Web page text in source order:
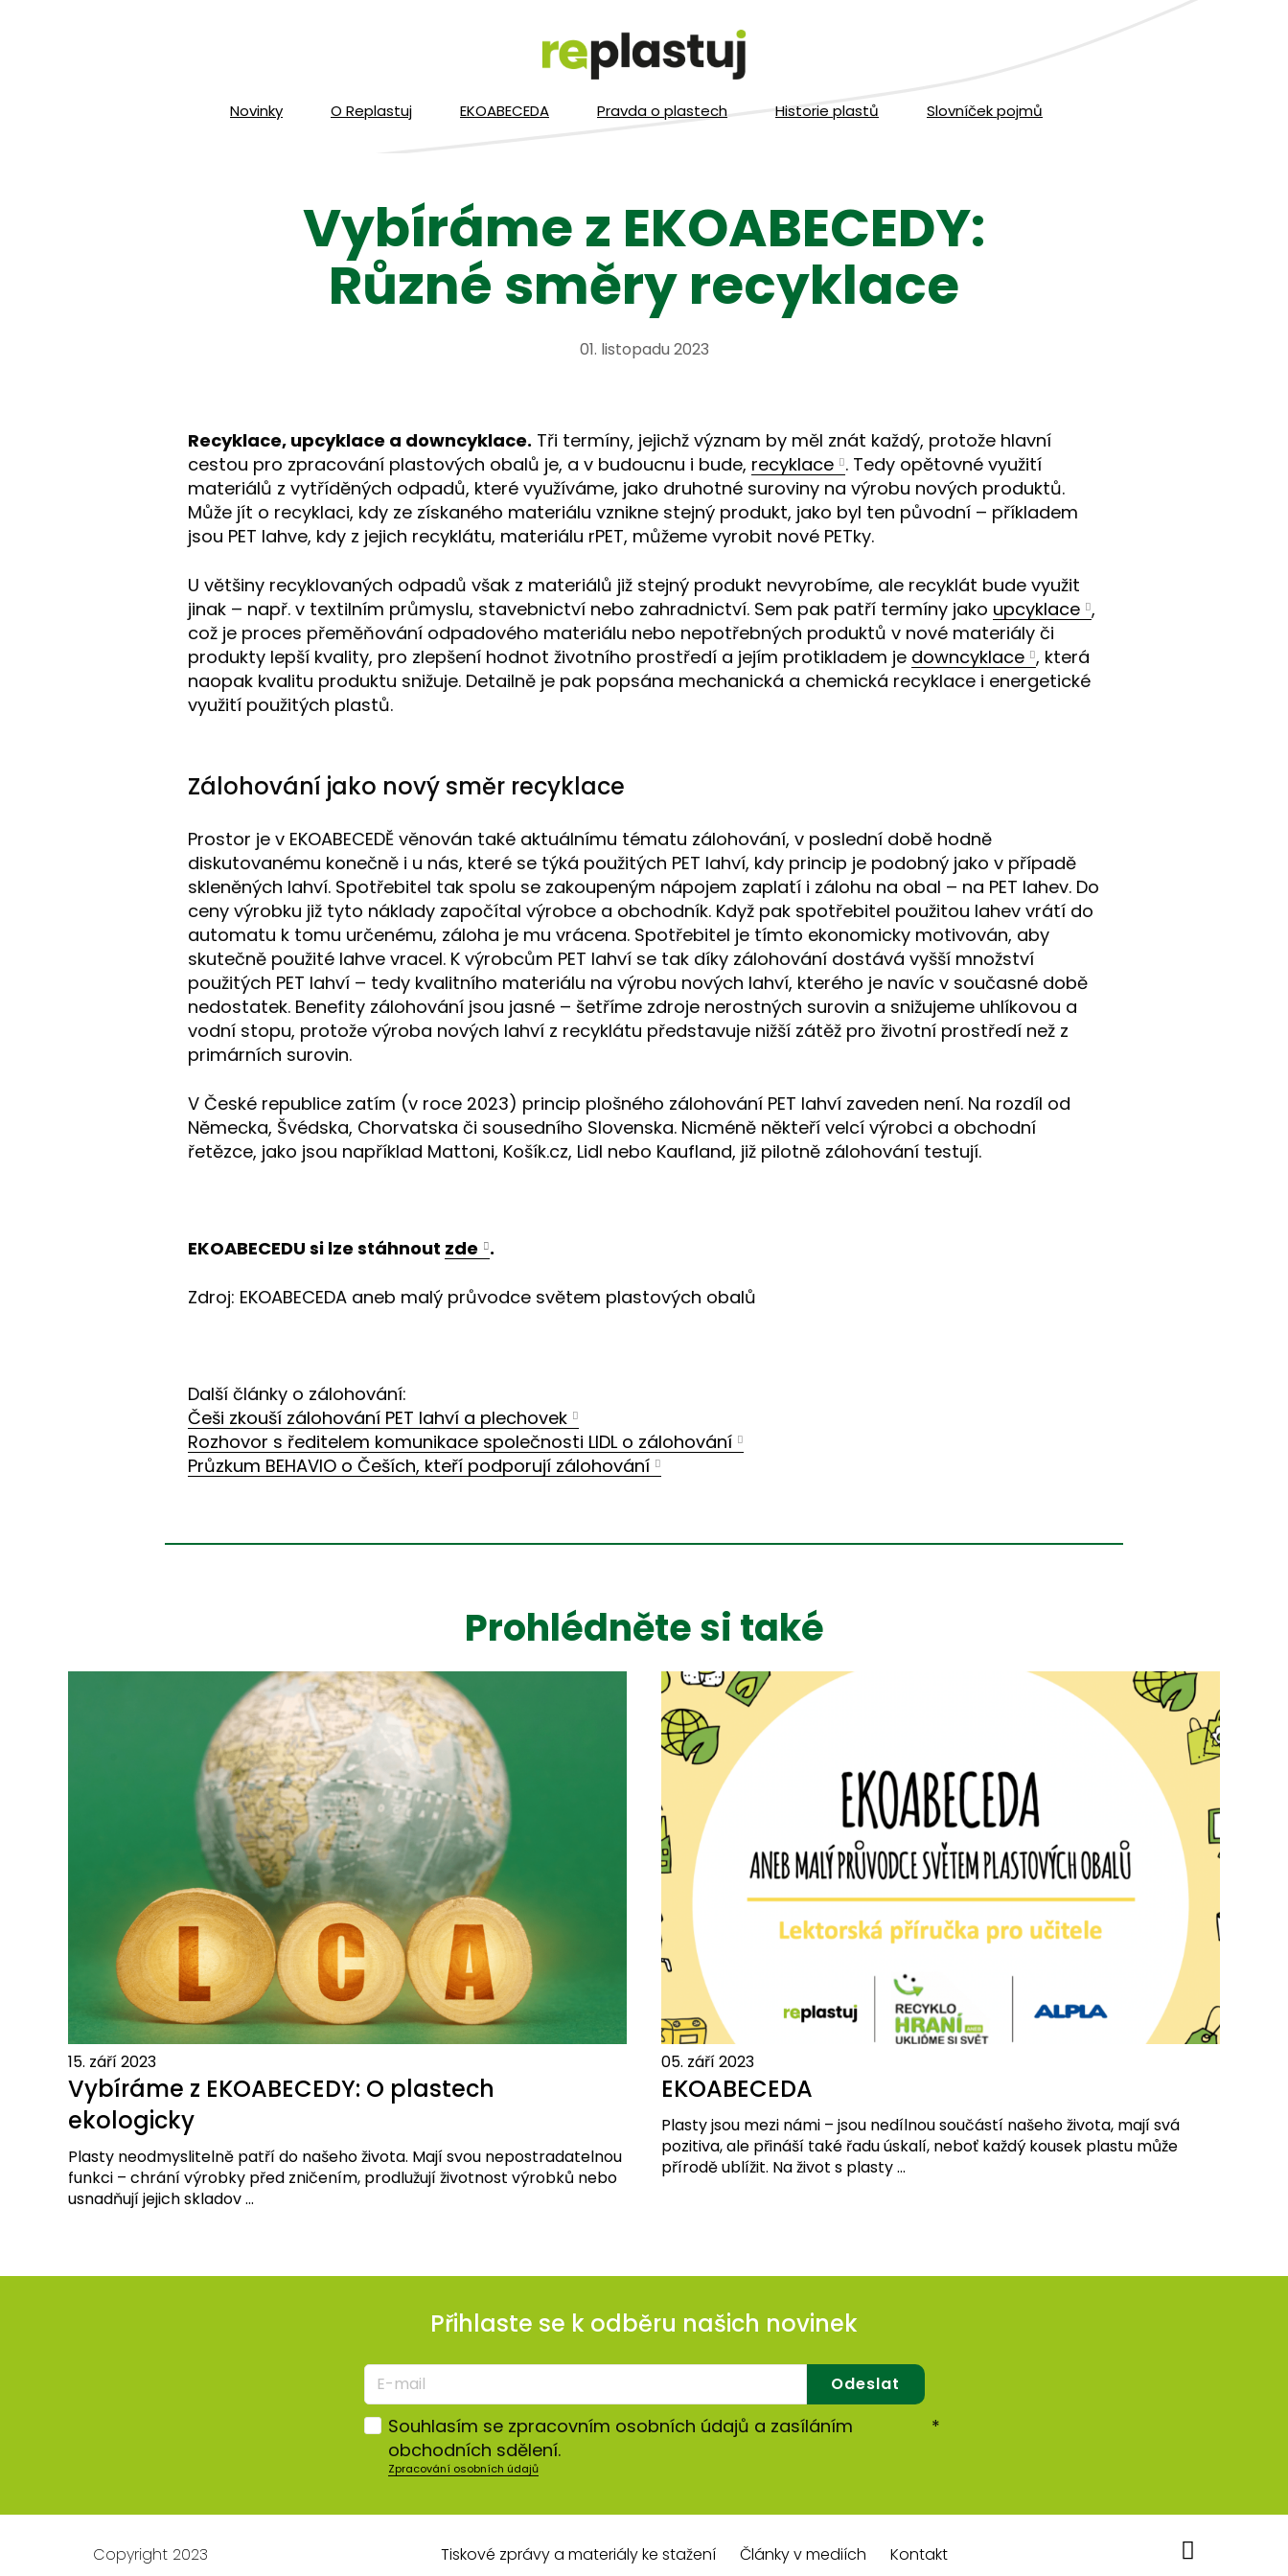
Novinky O Replastuj EKOABECEDA Pravda o plastech Historie plastů Slovníček pojmů
Vybíráme z EKOABECEDY:
Různé směry recyklace
01. listopadu 2023
Recyklace, upcyklace a downcyklace. Tři termíny, jejichž význam by měl znát každý, protože hlavní
cestou pro zpracování plastových obalů je, a v budoucnu i bude, recyklace . Tedy opětovné využití
materiálů z vytříděných odpadů, které využíváme, jako druhotné suroviny na výrobu nových produktů.
Může jít o recyklaci, kdy ze získaného materiálu vznikne stejný produkt, jako byl ten původní – příkladem
jsou PET lahve, kdy z jejich recyklátu, materiálu rPET, můžeme vyrobit nové PETky.
U většiny recyklovaných odpadů však z materiálů již stejný produkt nevyrobíme, ale recyklát bude využit
jinak – např. v textilním průmyslu, stavebnictví nebo zahradnictví. Sem pak patří termíny jako upcyklace ,
což je proces přeměňování odpadového materiálu nebo nepotřebných produktů v nové materiály či
produkty lepší kvality, pro zlepšení hodnot životního prostředí a jejím protikladem je downcyklace , která
naopak kvalitu produktu snižuje. Detailně je pak popsána mechanická a chemická recyklace i energetické
využití použitých plastů.
Zálohování jako nový směr recyklace
Prostor je v EKOABECEDĚ věnován také aktuálnímu tématu zálohování, v poslední době hodně
diskutovanému konečně i u nás, které se týká použitých PET lahví, kdy princip je podobný jako v případě
skleněných lahví. Spotřebitel tak spolu se zakoupeným nápojem zaplatí i zálohu na obal – na PET lahev. Do
ceny výrobku již tyto náklady započítal výrobce a obchodník. Když pak spotřebitel použitou lahev vrátí do
automatu k tomu určenému, záloha je mu vrácena. Spotřebitel je tímto ekonomicky motivován, aby
skutečně použité lahve vracel. K výrobcům PET lahví se tak díky zálohování dostává vyšší množství
použitých PET lahví – tedy kvalitního materiálu na výrobu nových lahví, kterého je navíc v současné době
nedostatek. Benefity zálohování jsou jasné – šetříme zdroje nerostných surovin a snižujeme uhlíkovou a
vodní stopu, protože výroba nových lahví z recyklátu představuje nižší zátěž pro životní prostředí než z
primárních surovin.
V České republice zatím (v roce 2023) princip plošného zálohování PET lahví zaveden není. Na rozdíl od
Německa, Švédska, Chorvatska či sousedního Slovenska. Nicméně někteří velcí výrobci a obchodní
řetězce, jako jsou například Mattoni, Košík.cz, Lidl nebo Kaufland, již pilotně zálohování testují.
EKOABECEDU si lze stáhnout zde .
Zdroj: EKOABECEDA aneb malý průvodce světem plastových obalů
Další články o zálohování:
Češi zkouší zálohování PET lahví a plechovek
Rozhovor s ředitelem komunikace společnosti LIDL o zálohování
Průzkum BEHAVIO o Češích, kteří podporují zálohování
Prohlédněte si také
Vybíráme z EKOABECEDY: O plastech
ekologicky
15. září 2023
Plasty neodmyslitelně patří do našeho života. Mají svou nepostradatelnou
funkci – chrání výrobky před zničením, prodlužují životnost výrobků nebo
usnadňují jejich skladov ...
EKOABECEDA
05. září 2023
Plasty jsou mezi námi – jsou nedílnou součástí našeho života, mají svá
pozitiva, ale přináší také řadu úskalí, neboť každý kousek plastu může
přírodě ublížit. Na život s plasty ...
Přihlaste se k odběru našich novinek
E-
mail
*
Odeslat
Souhlasím se zpracovním osobních údajů a zasíláním
obchodních sdělení.
*
Zpracování osobních údajů
Copyright 2023 Tiskové zprávy a materiály ke stažení Články v mediích Kontakt